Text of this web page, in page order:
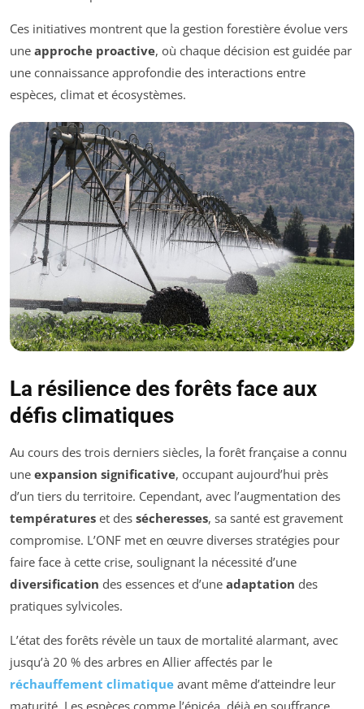
Ces initiatives montrent que la gestion forestière évolue vers
une approche proactive, où chaque décision est guidée par
une connaissance approfondie des interactions entre
espèces, climat et écosystèmes.
La résilience des forêts face aux
défis climatiques
Au cours des trois derniers siècles, la forêt française a connu
une expansion significative, occupant aujourd’hui près
d’un tiers du territoire. Cependant, avec l’augmentation des
températures et des sécheresses, sa santé est gravement
compromise. L’ONF met en œuvre diverses stratégies pour
faire face à cette crise, soulignant la nécessité d’une
diversification des essences et d’une adaptation des
pratiques sylvicoles.
L’état des forêts révèle un taux de mortalité alarmant, avec
jusqu’à 20 % des arbres en Allier affectés par le
réchauffement climatique avant même d’atteindre leur